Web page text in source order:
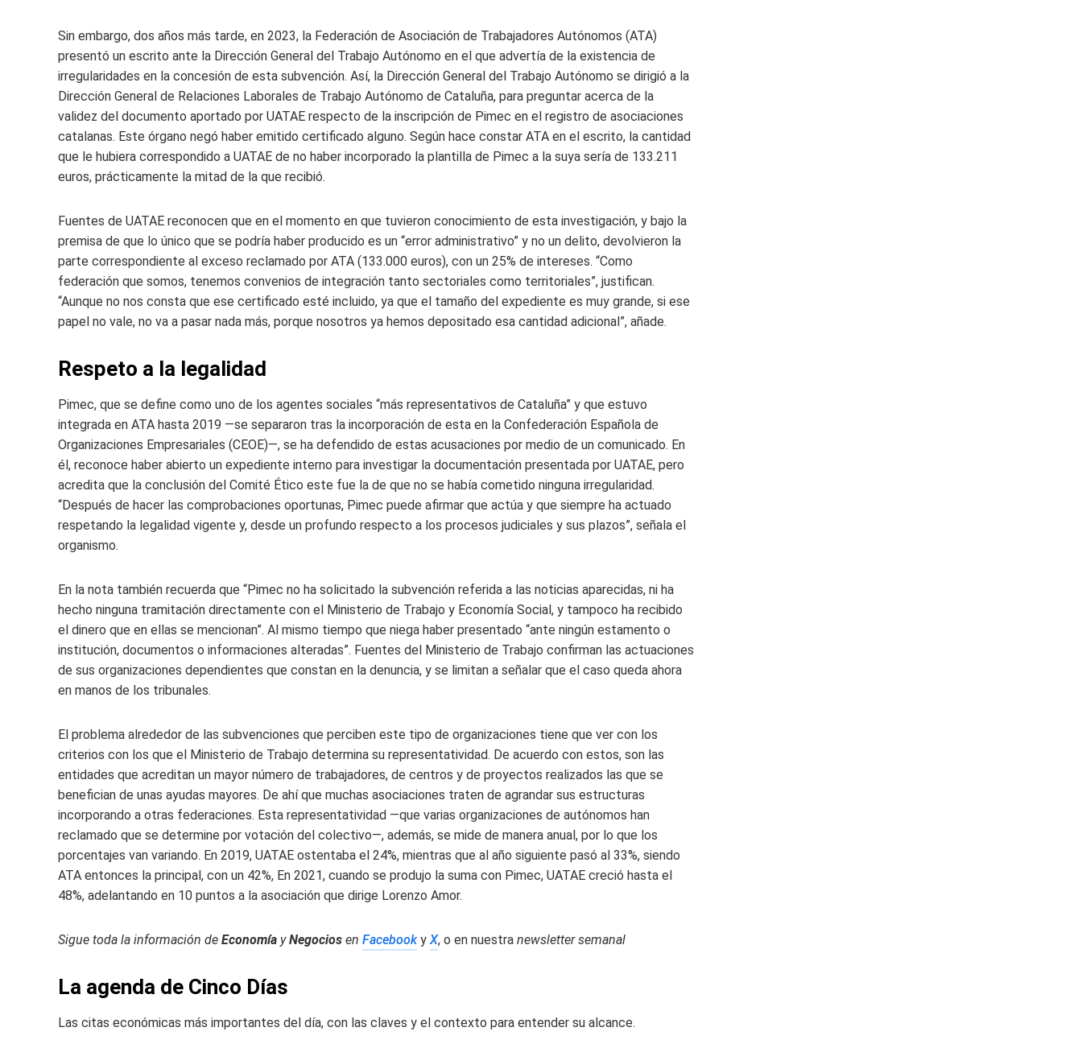
Sin embargo, dos años más tarde, en 2023, la Federación de Asociación de Trabajadores Autónomos (ATA)
presentó un escrito ante la Dirección General del Trabajo Autónomo en el que advertía de la existencia de
irregularidades en la concesión de esta subvención. Así, la Dirección General del Trabajo Autónomo se dirigió a la
Dirección General de Relaciones Laborales de Trabajo Autónomo de Cataluña, para preguntar acerca de la
validez del documento aportado por UATAE respecto de la inscripción de Pimec en el registro de asociaciones
catalanas. Este órgano negó haber emitido certificado alguno. Según hace constar ATA en el escrito, la cantidad
que le hubiera correspondido a UATAE de no haber incorporado la plantilla de Pimec a la suya sería de 133.211
euros, prácticamente la mitad de la que recibió.
Fuentes de UATAE reconocen que en el momento en que tuvieron conocimiento de esta investigación, y bajo la
premisa de que lo único que se podría haber producido es un “error administrativo” y no un delito, devolvieron la
parte correspondiente al exceso reclamado por ATA (133.000 euros), con un 25% de intereses. “Como
federación que somos, tenemos convenios de integración tanto sectoriales como territoriales”, justifican.
“Aunque no nos consta que ese certificado esté incluido, ya que el tamaño del expediente es muy grande, si ese
papel no vale, no va a pasar nada más, porque nosotros ya hemos depositado esa cantidad adicional”, añade.
Respeto a la legalidad
Pimec, que se define como uno de los agentes sociales “más representativos de Cataluña” y que estuvo
integrada en ATA hasta 2019 —se separaron tras la incorporación de esta en la Confederación Española de
Organizaciones Empresariales (CEOE)—, se ha defendido de estas acusaciones por medio de un comunicado. En
él, reconoce haber abierto un expediente interno para investigar la documentación presentada por UATAE, pero
acredita que la conclusión del Comité Ético este fue la de que no se había cometido ninguna irregularidad.
“Después de hacer las comprobaciones oportunas, Pimec puede afirmar que actúa y que siempre ha actuado
respetando la legalidad vigente y, desde un profundo respecto a los procesos judiciales y sus plazos”, señala el
organismo.
En la nota también recuerda que “Pimec no ha solicitado la subvención referida a las noticias aparecidas, ni ha
hecho ninguna tramitación directamente con el Ministerio de Trabajo y Economía Social, y tampoco ha recibido
el dinero que en ellas se mencionan”. Al mismo tiempo que niega haber presentado “ante ningún estamento o
institución, documentos o informaciones alteradas”. Fuentes del Ministerio de Trabajo confirman las actuaciones
de sus organizaciones dependientes que constan en la denuncia, y se limitan a señalar que el caso queda ahora
en manos de los tribunales.
El problema alrededor de las subvenciones que perciben este tipo de organizaciones tiene que ver con los
criterios con los que el Ministerio de Trabajo determina su representatividad. De acuerdo con estos, son las
entidades que acreditan un mayor número de trabajadores, de centros y de proyectos realizados las que se
benefician de unas ayudas mayores. De ahí que muchas asociaciones traten de agrandar sus estructuras
incorporando a otras federaciones. Esta representatividad —que varias organizaciones de autónomos han
reclamado que se determine por votación del colectivo—, además, se mide de manera anual, por lo que los
porcentajes van variando. En 2019, UATAE ostentaba el 24%, mientras que al año siguiente pasó al 33%, siendo
ATA entonces la principal, con un 42%, En 2021, cuando se produjo la suma con Pimec, UATAE creció hasta el
48%, adelantando en 10 puntos a la asociación que dirige Lorenzo Amor.
Sigue toda la información de Economía yNegocios en FacebookyX, o en nuestra newsletter semanal
La agenda de Cinco Días
Las citas económicas más importantes del día, con las claves y el contexto para entender su alcance.